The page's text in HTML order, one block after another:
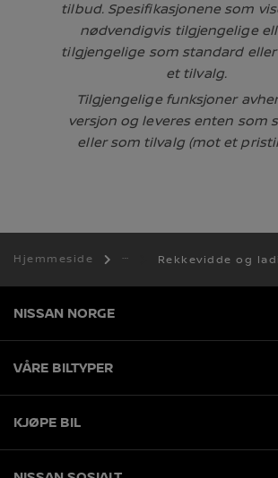
tilbud. Spesifikasjonene som
nødvendigvis tilgjengelige
tilgjengelige som standard
et tilvalg.
Tilgjengelige funksjoner
versjon og leveres enten som
eller som tilvalg (mot et
Hjemmeside Rekkevidde og
NISSAN NORGE
VÅRE BILTYPER
KJØPE BIL